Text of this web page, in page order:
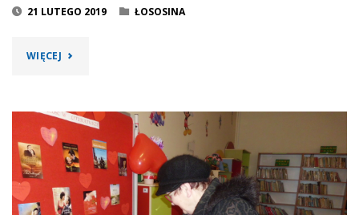
21 LUTEGO 2019 ŁOSOSINA
WIĘCEJ"KOCI
W
BIBLIOTECE"